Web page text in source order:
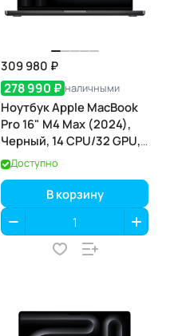
309 980 ₽
278 990 ₽ наличными
Ноутбук Apple MacBook
Pro 16" M4 Max (2024),
Черный, 14 CPU/32 GPU,
36 RAM 1ТБ SSD (MX303)
Доступно
В корзину